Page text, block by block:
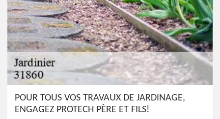
POUR TOUS VOS TRAVAUX DE JARDINAGE,
ENGAGEZ PROTECH PÈRE ET FILS!